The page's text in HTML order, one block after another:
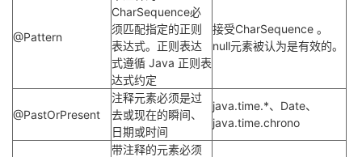
@Pattern
CharSequence必
须匹配指定的正则
表达式。正则表达
式遵循 Java 正则表
达式约定
接受CharSequence 。
null元素被认为是有效的。
@PastOrPresent
注释元素必须是过
去或现在的瞬间、
日期或时间
java.time.*、Date、
java.time.chrono
带注释的元素必须